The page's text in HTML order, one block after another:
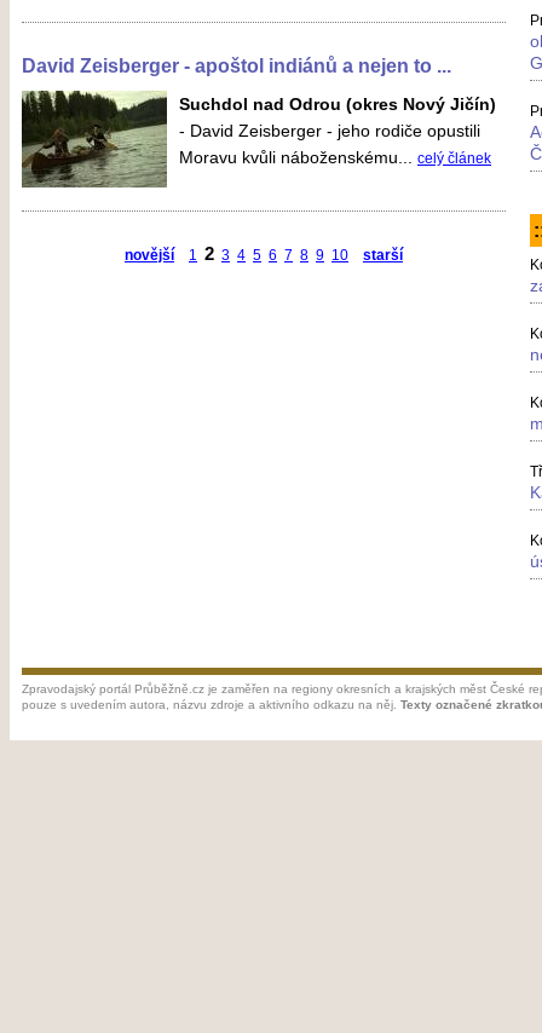
David Zeisberger - apoštol indiánů a nejen to ...
Suchdol nad Odrou (okres Nový Jičín)
- David Zeisberger - jeho rodiče opustili
Moravu kvůli náboženskému... celý článek
novější 1 2 3 4 5 6 7 8 9 10 starší
Zpravodajský portál Průběžně.cz je zaměřen na regiony okresních a krajských měst
pouze s uvedením autora, názvu zdroje a aktivního odkazu na něj. Texty označené